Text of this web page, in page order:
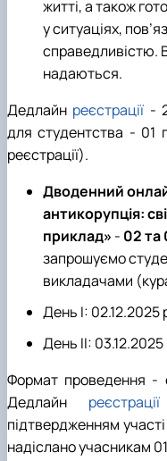
житті, а також
у ситуаціях,
справедливістю.
надаються.
Дедлайн реєстрації -
для студентства - 01
реєстрації).
Дводенний
антикорупція:
приклад» - 02 та
запрошуємо
викладачами
День І: 02.12.2025
День ІІ:
Формат проведення -
Дедлайн
реєстрації
підтвердженням
надісланоучасникам